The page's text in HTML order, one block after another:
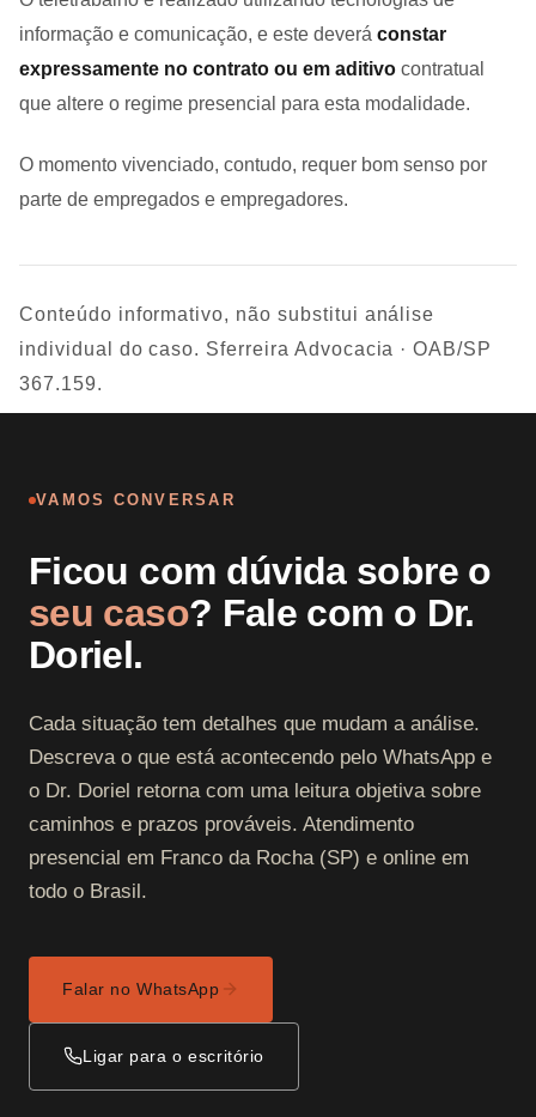
informação e comunicação, e este deverá constar
expressamente no contrato ou em aditivo contratual
que altere o regime presencial para esta modalidade.
O momento vivenciado, contudo, requer bom senso por
parte de empregados e empregadores.
Conteúdo informativo, não substitui análise
individual do caso. Sferreira Advocacia · OAB/SP
367.159.
VAMOS CONVERSAR
Ficou com dúvida sobre o
seu caso? Fale com o Dr.
Doriel.
Cada situação tem detalhes que mudam a análise.
Descreva o que está acontecendo pelo WhatsApp e
o Dr. Doriel retorna com uma leitura objetiva sobre
caminhos e prazos prováveis. Atendimento
presencial em Franco da Rocha (SP) e online em
todo o Brasil.
Falar no WhatsApp
Ligar para o escritório